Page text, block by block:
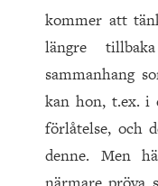
kommer att
längre
sammanhang
kan hon, t.ex. i
förlåtelse, och
denne. Men